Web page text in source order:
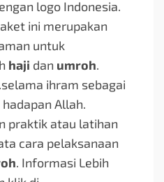
logo Indonesia.
ini merupakan
untuk
haji dan umroh.
ihram sebagai
Allah.
praktik atau latihan
cara pelaksanaan
. Informasi Lebih